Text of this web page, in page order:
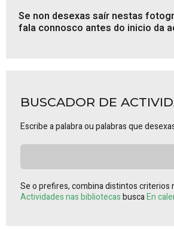
Se non desexas saír nestas
fala connosco antes do inicio da
BUSCADOR DE
Escribe a palabra ou palabras que
Se o prefires, combina distintos criterios
Actividades nas bibliotecasbuscaEn